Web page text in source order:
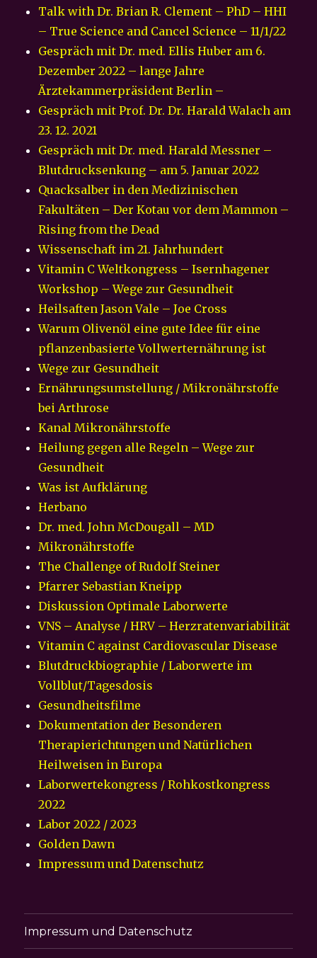
Talk with Dr. Brian R. Clement – PhD – HHI
– True Science and Cancel Science – 11/1/22
Gespräch mit Dr. med. Ellis Huber am 6.
Dezember 2022 – lange Jahre
Ärztekammerpräsident Berlin –
Gespräch mit Prof. Dr. Dr. Harald Walach am
23. 12. 2021
Gespräch mit Dr. med. Harald Messner –
Blutdrucksenkung – am 5. Januar 2022
Quacksalber in den Medizinischen
Fakultäten – Der Kotau vor dem Mammon –
Rising from the Dead
Wissenschaft im 21. Jahrhundert
Vitamin C Weltkongress – Isernhagener
Workshop – Wege zur Gesundheit
Heilsaften Jason Vale – Joe Cross
Warum Olivenöl eine gute Idee für eine
pflanzenbasierte Vollwerternährung ist
Wege zur Gesundheit
Ernährungsumstellung / Mikronährstoffe
bei Arthrose
Kanal Mikronährstoffe
Heilung gegen alle Regeln – Wege zur
Gesundheit
Was ist Aufklärung
Herbano
Dr. med. John McDougall – MD
Mikronährstoffe
The Challenge of Rudolf Steiner
Pfarrer Sebastian Kneipp
Diskussion Optimale Laborwerte
VNS – Analyse / HRV – Herzratenvariabilität
Vitamin C against Cardiovascular Disease
Blutdruckbiographie / Laborwerte im
Vollblut/Tagesdosis
Gesundheitsfilme
Dokumentation der Besonderen
Therapierichtungen und Natürlichen
Heilweisen in Europa
Laborwertekongress / Rohkostkongress
2022
Labor 2022 / 2023
Golden Dawn
Impressum und Datenschutz
Impressum und Datenschutz